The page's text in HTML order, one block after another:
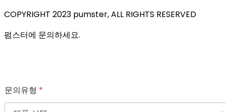
COPYRIGHT 2023 pumster, ALL RIGHTS RESERVED
펌스터에 문의하세요.
문의유형 *